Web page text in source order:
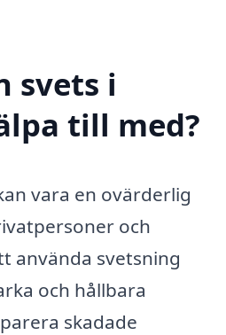
svets i
till med?
vara en ovärderlig
och
använda svetsning
och hållbara
skadade